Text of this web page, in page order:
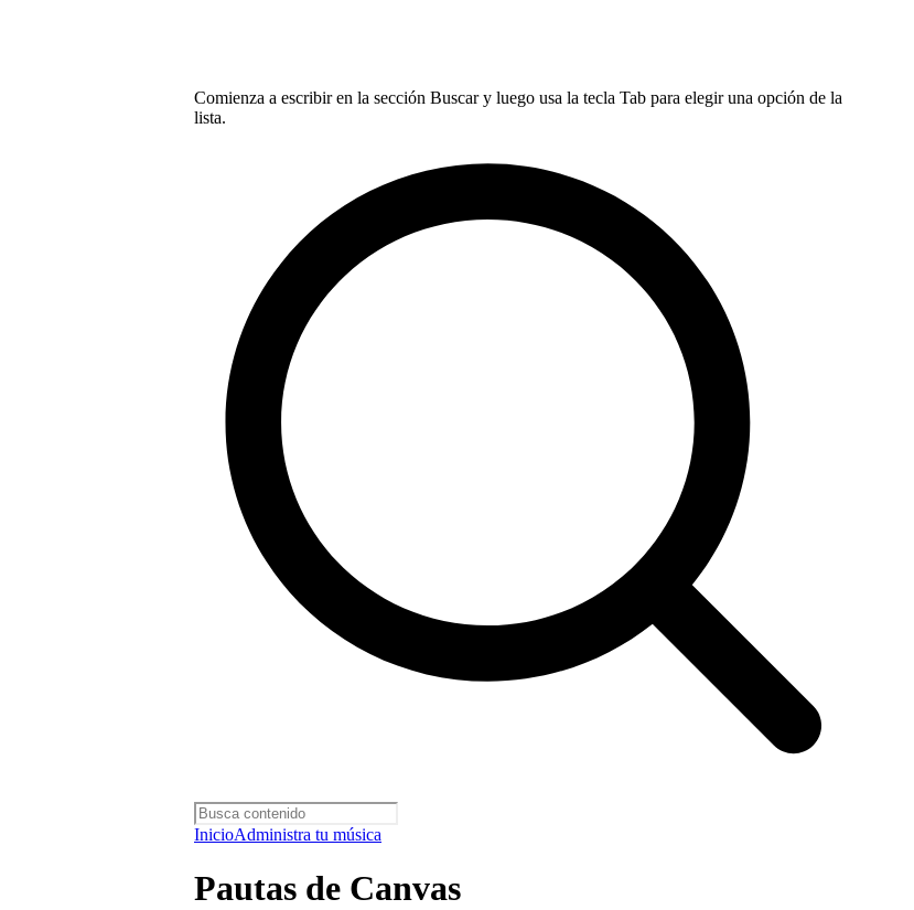
Comienza a escribir en la sección Buscar y luego usa la tecla Tab para elegir una opción de la
lista.
InicioAdministra tu música
Pautas de Canvas